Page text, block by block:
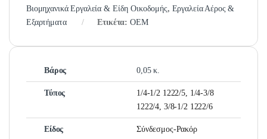
Βιομηχανικά Εργαλεία & Είδη Οικοδομής, Εργαλεία Αέρος &
Εξαρτήματα
Ετικέτα:OEM
Βάρος 0,05 κ.
Τύπος
1/4-1/2 1222/5, 1/4-3/8
1222/4, 3/8-1/2 1222/6
Είδος Σύνδεσμος-Ρακόρ